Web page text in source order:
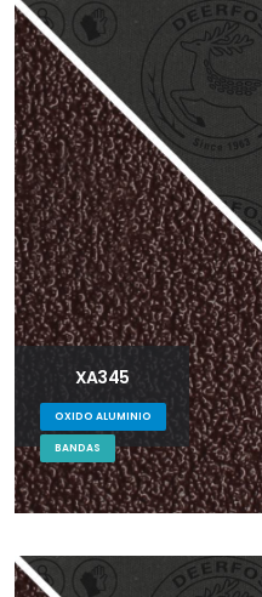
XA345
OXIDO ALUMINIO
BANDAS